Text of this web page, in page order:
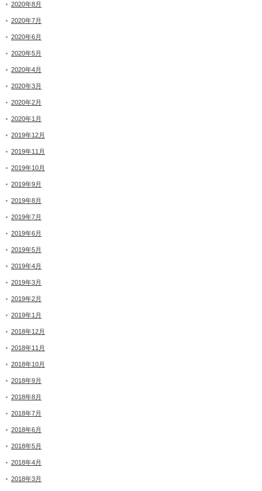
2020年8月
2020年7月
2020年6月
2020年5月
2020年4月
2020年3月
2020年2月
2020年1月
2019年12月
2019年11月
2019年10月
2019年9月
2019年8月
2019年7月
2019年6月
2019年5月
2019年4月
2019年3月
2019年2月
2019年1月
2018年12月
2018年11月
2018年10月
2018年9月
2018年8月
2018年7月
2018年6月
2018年5月
2018年4月
2018年3月